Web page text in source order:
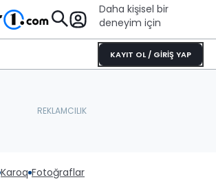
Daha kişisel bir
deneyim için
KAYIT OL / GİRİŞ YAP
Karoq Fotoğraflar